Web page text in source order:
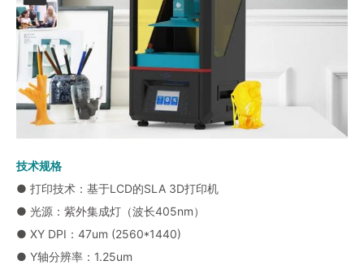
技术规格
● 打印技术：基于LCD的SLA 3D打印机
● 光源：紫外集成灯（波长405nm）
● XY DPI：47um (2560*1440)
● Y轴分辨率：1.25um